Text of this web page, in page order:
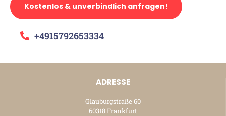
Kostenlos & unverbindlich anfragen!
+4915792653334
ADRESSE
Glauburgstraße 60
60318 Frankfurt